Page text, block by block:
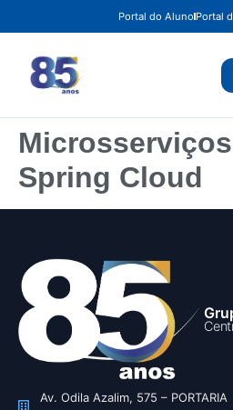
Portal do Aluno Portal
Spring Cloud
Av. Odila Azalim, 575 – PORTARIA